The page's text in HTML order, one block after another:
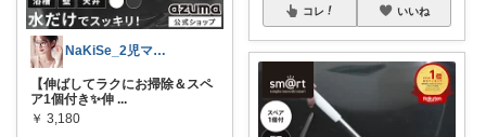
NaKiSe_2児ママ🌸訪問感謝です
【伸ばしてラクにお掃除＆スペ
ア1個付き✨伸 ...
￥ 3,180
コレ いいね